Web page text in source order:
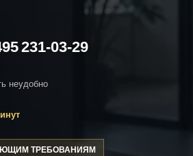
231-03-29
неудобно
ТРЕБОВАНИЯМ